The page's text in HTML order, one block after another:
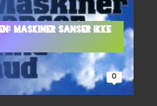
Maskiner sanser ikke
0